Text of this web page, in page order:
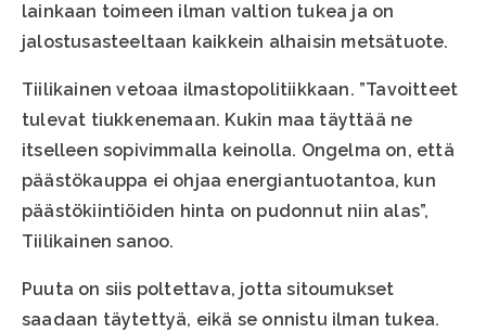
lainkaan toimeen ilman valtion tukea ja on
jalostusasteeltaan kaikkein alhaisin metsätuote.
Tiilikainen vetoaa ilmastopolitiikkaan. ”Tavoitteet
tulevat tiukkenemaan. Kukin maa täyttää ne
itselleen sopivimmalla keinolla. Ongelma on, että
päästökauppa ei ohjaa energiantuotantoa, kun
päästökiintiöiden hinta on pudonnut niin alas”,
Tiilikainen sanoo.
Puuta on siis poltettava, jotta sitoumukset
saadaan täytettyä, eikä se onnistu ilman tukea.